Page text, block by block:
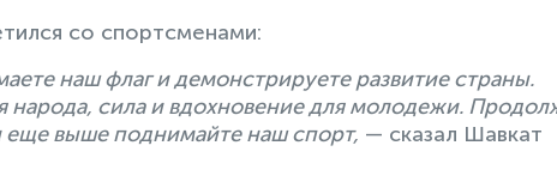
со спортсменами:
наш флаг и демонстрируете развитие страны.
народа, сила и вдохновение для молодежи.
еще выше поднимайте наш спорт, — сказал Шавкат